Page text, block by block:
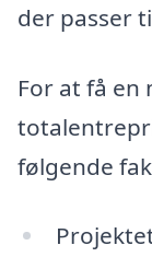
der passer
For at få en
følgende